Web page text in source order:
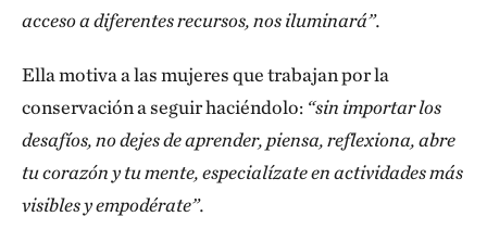
acceso a diferentes recursos, nos iluminará”.
Ella motiva a las mujeres que trabajan por la
conservación a seguir haciéndolo: “sin importar los
desafíos, no dejes de aprender, piensa, reflexiona, abre
tu corazón y tu mente, especialízate en actividades más
visibles y empodérate”.